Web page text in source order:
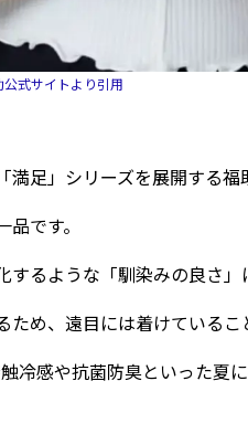
公式サイトより引用
足」シリーズを展開する福
です。
るような「馴染みの良さ」
め、遠目には着けているこ
冷感や抗菌防臭といった夏